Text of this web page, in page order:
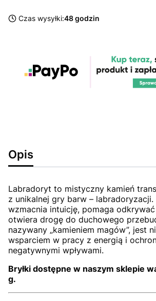
Czas wysyłki:48 godzin
Opis
Labradoryt to mistyczny kamień
z unikalnej gry barw – labradoryzacji.
wzmacnia intuicję, pomaga
otwiera drogę do duchowego
nazywany „kamieniem magów”, jest
wsparciem w pracy z energią i
negatywnymi wpływami.
Bryłki dostępne w naszym sklepie
g.